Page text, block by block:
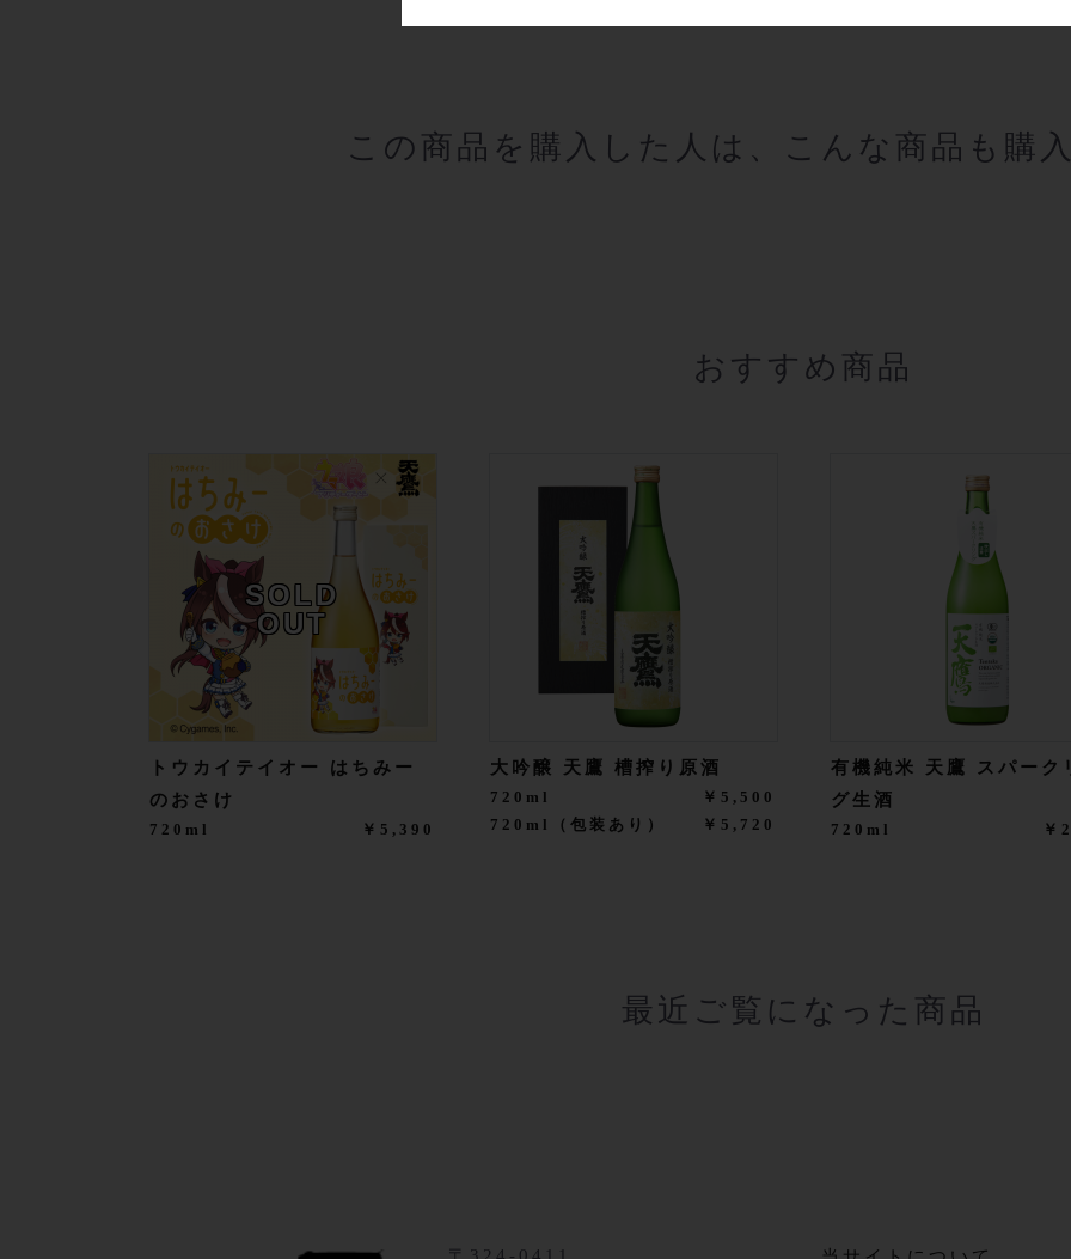
この商品を購入した人は、こんな商品も購
おすすめ商品
SOLD
OUT
トウカイテイオー はちみー
のおさけ
720ml ￥5,390
大吟醸 天鷹 槽搾り原酒
720ml
￥5,500
720ml（包装あり）
￥5,720
有機純米 天鷹 スパーク
グ生酒
720ml ￥
最近ご覧になった商品